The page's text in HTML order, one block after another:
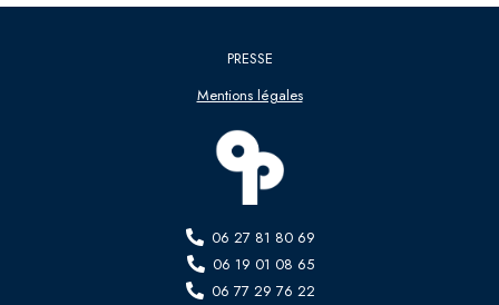
06 27 81 80 69
06 19 01 08 65
06 77 29 76 22
PRESSE
Mentions légales